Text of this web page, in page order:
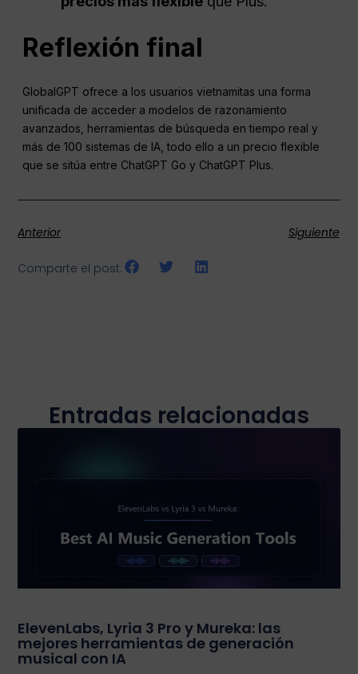
Reflexión final
GlobalGPT ofrece a los usuarios vietnamitas una forma
unificada de acceder a modelos de razonamiento
avanzados, herramientas de búsqueda en tiempo real y
más de 100 sistemas de IA, todo ello a un precio flexible
que se sitúa entre ChatGPT Go y ChatGPT Plus.
Anterior Siguiente
Comparte el post:
Entradas relacionadas
ElevenLabs, Lyria 3 Pro y Mureka: las
mejores herramientas de generación
musical con IA